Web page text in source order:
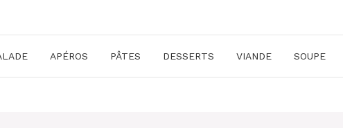
APÉROS PÂTES DESSERTS VIANDE SOUPE